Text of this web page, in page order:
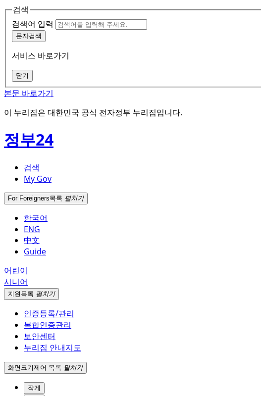
검색
검색어 입력
문자검색
서비스 바로가기
닫기
본문 바로가기
이 누리집은 대한민국 공식 전자정부 누리집입니다.
정부24
검색
My Gov
For Foreigners목록 펼치기
한국어
ENG
中文
Guide
어린이
시니어
지원 목록 펼치기
인증등록/관리
복합인증관리
보안센터
누리집 안내지도
화면크기제어 목록 펼치기
작게